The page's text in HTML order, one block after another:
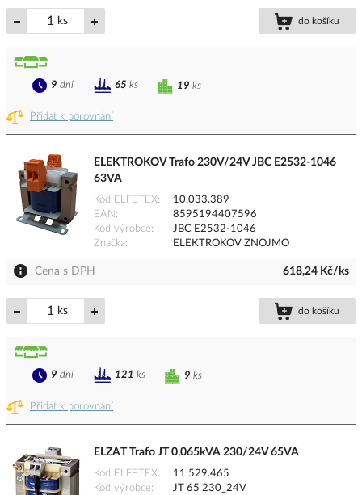
ks do košíku
Přidat k porovnání
19 ks
9 dní 65 ks
ELEKTROKOV Trafo 230V/24V JBC E2532-1046
63VA
Kód ELFETEX
10.033.389
EAN
8595194407596
Kód výrobce
JBC E2532-1046
Značka
ELEKTROKOV ZNOJMO
Cena s DPH 618,24 Kč/ks
ks do košíku
Přidat k porovnání
9 ks
9 dní 121 ks
ELZAT Trafo JT 0,065kVA 230/24V 65VA
Kód ELFETEX
11.529.465
Kód výrobce
JT 65 230_24V